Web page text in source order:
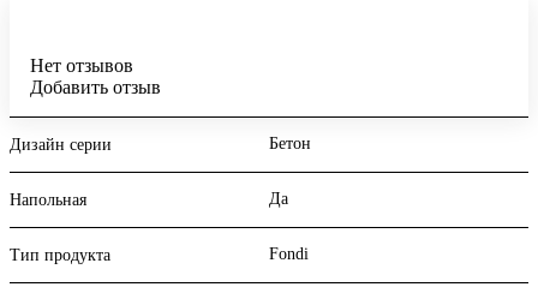
Нет отзывов
Добавить отзыв
Дизайн серии Бетон
Напольная Да
Тип продукта Fondi